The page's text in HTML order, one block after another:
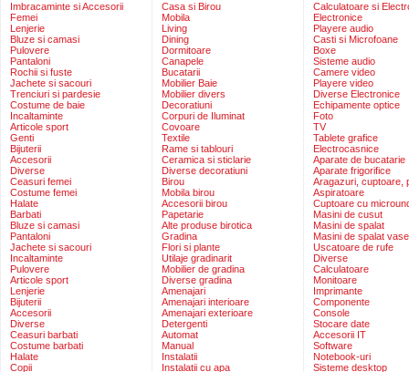
Imbracaminte si Accesorii
Femei
Lenjerie
Bluze si camasi
Pulovere
Pantaloni
Rochii si fuste
Jachete si sacouri
Trenciuri si pardesie
Costume de baie
Incaltaminte
Articole sport
Genti
Bijuterii
Accesorii
Diverse
Ceasuri femei
Costume femei
Halate
Barbati
Bluze si camasi
Pantaloni
Jachete si sacouri
Incaltaminte
Pulovere
Articole sport
Lenjerie
Bijuterii
Accesorii
Diverse
Ceasuri barbati
Costume barbati
Halate
Copii
Casa si Birou
Mobila
Living
Dining
Dormitoare
Canapele
Bucatarii
Mobilier Baie
Mobilier divers
Decoratiuni
Corpuri de Iluminat
Covoare
Textile
Rame si tablouri
Ceramica si sticlarie
Diverse decoratiuni
Birou
Mobila birou
Accesorii birou
Papetarie
Alte produse birotica
Gradina
Flori si plante
Utilaje gradinarit
Mobilier de gradina
Diverse gradina
Amenajari
Amenajari interioare
Amenajari exterioare
Detergenti
Automat
Manual
Instalatii
Instalatii cu apa
Calculatoare si
Electronice
Playere audio
Casti si Microfoane
Boxe
Sisteme audio
Camere video
Playere video
Diverse Electronice
Echipamente optice
Foto
TV
Tablete grafice
Electrocasnice
Aparate de bucatarie
Aparate frigorifice
Aragazuri, cuptoare,
Aspiratoare
Cuptoare cu
Masini de cusut
Masini de spalat
Masini de spalat vase
Uscatoare de rufe
Diverse
Calculatoare
Monitoare
Imprimante
Componente
Console
Stocare date
Accesorii IT
Software
Notebook-uri
Sisteme desktop